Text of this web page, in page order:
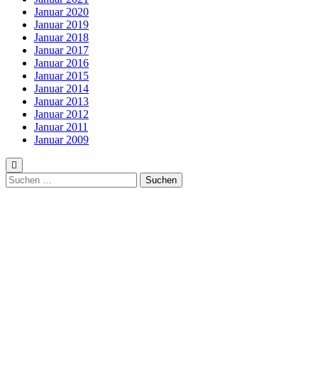
Januar 2020
Januar 2019
Januar 2018
Januar 2017
Januar 2016
Januar 2015
Januar 2014
Januar 2013
Januar 2012
Januar 2011
Januar 2009
Suchen
nach: